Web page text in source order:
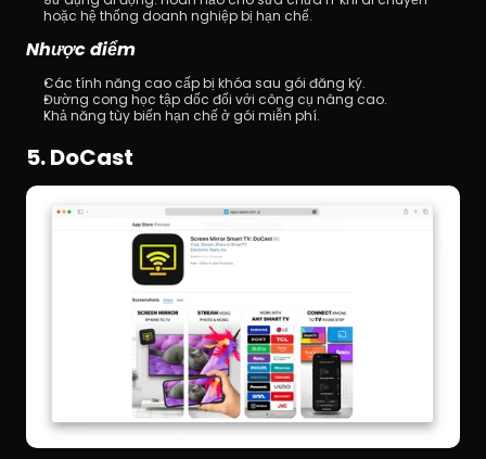
hoặc hệ thống doanh nghiệp bị hạn chế.
Nhược điểm
Các tính năng cao cấp bị khóa sau gói đăng ký.
Đường cong học tập dốc đối với công cụ nâng cao.
Khả năng tùy biến hạn chế ở gói miễn phí.
5. DoCast